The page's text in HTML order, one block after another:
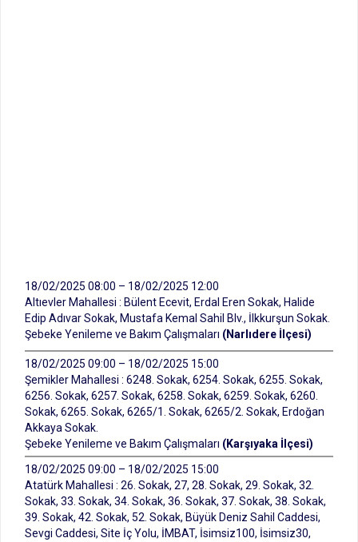
18/02/2025 08:00 – 18/02/2025 12:00
Altıevler Mahallesi : Bülent Ecevit, Erdal Eren Sokak, Halide
Edip Adıvar Sokak, Mustafa Kemal Sahil Blv., İlkkurşun Sokak.
Şebeke Yenileme ve Bakım Çalışmaları (Narlıdere İlçesi)
18/02/2025 09:00 – 18/02/2025 15:00
Şemikler Mahallesi : 6248. Sokak, 6254. Sokak, 6255. Sokak,
6256. Sokak, 6257. Sokak, 6258. Sokak, 6259. Sokak, 6260.
Sokak, 6265. Sokak, 6265/1. Sokak, 6265/2. Sokak, Erdoğan
Akkaya Sokak.
Şebeke Yenileme ve Bakım Çalışmaları (Karşıyaka İlçesi)
18/02/2025 09:00 – 18/02/2025 15:00
Atatürk Mahallesi : 26. Sokak, 27, 28. Sokak, 29. Sokak, 32.
Sokak, 33. Sokak, 34. Sokak, 36. Sokak, 37. Sokak, 38. Sokak,
39. Sokak, 42. Sokak, 52. Sokak, Büyük Deniz Sahil Caddesi,
Sevgi Caddesi, Site İç Yolu, İMBAT, İsimsiz100, İsimsiz30,